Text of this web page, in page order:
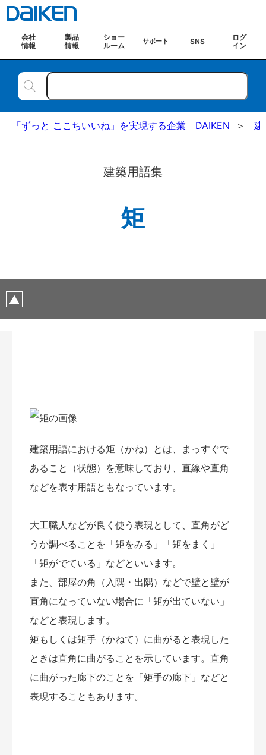
会社
情報
製品
情報
ショー
ルーム
サポート SNS
ログ
イン
「ずっと ここちいいね」を実現する企業 DAIKEN 建
建築用語集
矩
建築用語における矩（かね）とは、まっすぐで
あること（状態）を意味しており、直線や直角
などを表す用語ともなっています。
大工職人などが良く使う表現として、直角がど
うか調べることを「矩をみる」「矩をまく」
「矩がでている」などといいます。
また、部屋の角（入隅・出隅）などで壁と壁が
直角になっていない場合に「矩が出ていない」
などと表現します。
矩もしくは矩手（かねて）に曲がると表現した
ときは直角に曲がることを示しています。直角
に曲がった廊下のことを「矩手の廊下」などと
表現することもあります。